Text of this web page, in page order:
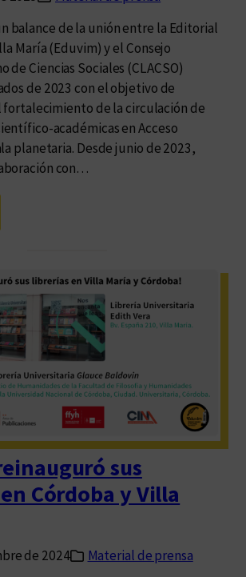
balance de la unión entre la Editorial
María (Eduvim) y el Consejo
de Ciencias Sociales (CLACSO)
de 2023 con el objetivo de
de la circulación de
académicas en Acceso
planetaria. Desde junio de 2023,
con…
sus
Córdoba y Villa
de 2024
Material de prensa